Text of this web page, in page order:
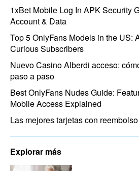
1xBet Mobile Log In APK Security
Account & Data
Top 5 OnlyFans Models in the US:
Curious Subscribers
Nuevo Casino Alberdi acceso:
paso a paso
Best OnlyFans Nudes Guide:
Mobile Access Explained
Las mejores tarjetas con
Explorar más